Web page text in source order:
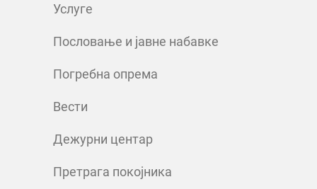
Услуге
Пословање и јавне набавке
Погребна опрема
Вести
Дежурни центар
Претрага покојника